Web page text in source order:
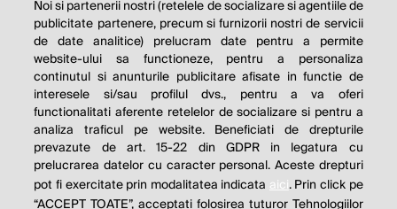
THE SOCIAL RESPONSIBILITY OF
BUSINESS IS TO INCREASE ITS
PROFITS.
Noi si partenerii nostri (retelele de socializare si agentiile de
publicitate partenere, precum si furnizorii nostri de servicii
de date analitice) prelucram date pentru a permite
website-ului sa functioneze, pentru a personaliza
continutul si anunturile publicitare afisate in functie de
interesele si/sau profilul dvs., pentru a va oferi
functionalitati aferente retelelor de socializare si pentru a
analiza traficul pe website. Beneficiati de drepturile
prevazute de art. 15-22 din GDPR in legatura cu
prelucrarea datelor cu caracter personal. Aceste drepturi
pot fi exercitate prin modalitatea indicata aici. Prin click pe
“ACCEPT TOATE”, acceptati folosirea tuturor Tehnologiilor